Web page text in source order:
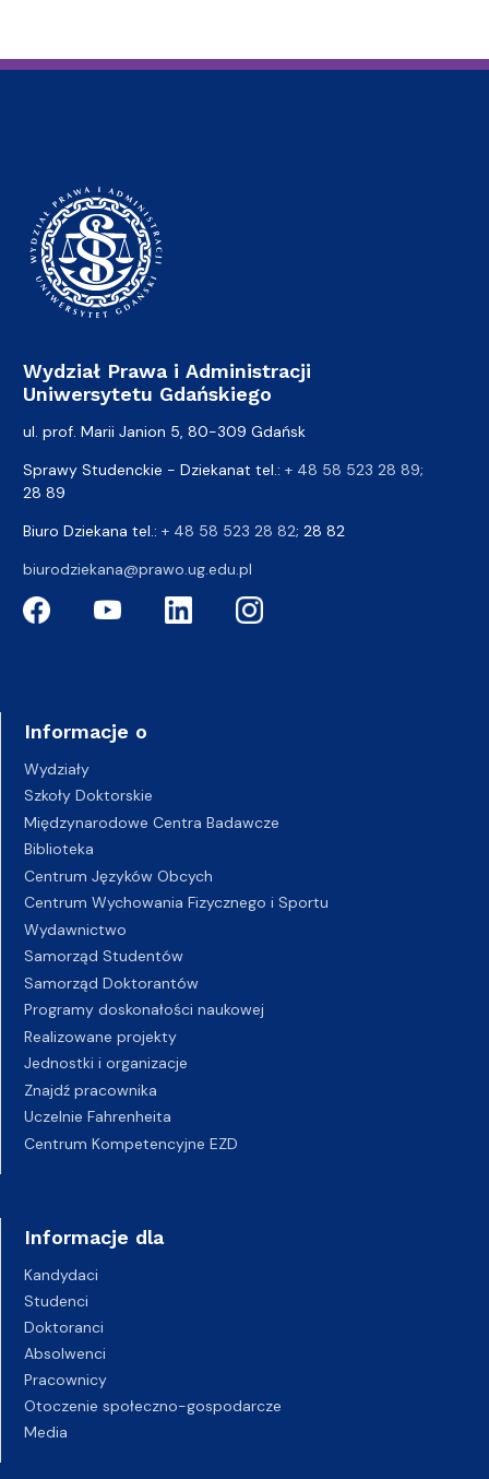
Wydział Prawa i Administracji
Uniwersytetu Gdańskiego
ul. prof. Marii Janion 5, 80-309 Gdańsk
Sprawy Studenckie - Dziekanat tel.: + 48 58 523 28 89;
28 89
Biuro Dziekana tel.: + 48 58 523 28 82; 28 82
biurodziekana@prawo.ug.edu.pl
Informacje o
Wydziały
Szkoły Doktorskie
Międzynarodowe Centra Badawcze
Biblioteka
Centrum Języków Obcych
Centrum Wychowania Fizycznego i Sportu
Wydawnictwo
Samorząd Studentów
Samorząd Doktorantów
Programy doskonałości naukowej
Realizowane projekty
Jednostki i organizacje
Znajdź pracownika
Uczelnie Fahrenheita
Centrum Kompetencyjne EZD
Informacje dla
Kandydaci
Studenci
Doktoranci
Absolwenci
Pracownicy
Otoczenie społeczno-gospodarcze
Media